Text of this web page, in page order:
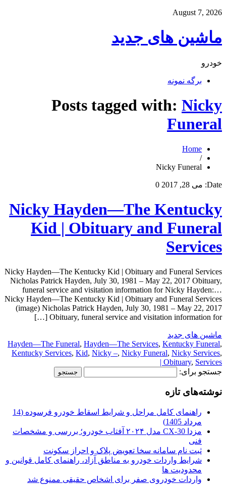
August 7, 2026
ماشین های جدید
خودرو
برگه نمونه
Posts tagged with: Nicky
Funeral
Home
/
Nicky Funeral
Date: می 28, 2017 0
Nicky Hayden—The Kentucky
Kid | Obituary and Funeral
Services
Nicky Hayden—The Kentucky Kid | Obituary and Funeral Services
Nicholas Patrick Hayden, July 30, 1981 – May 22, 2017 Obituary,
funeral service and visitation information for Nicky Hayden:…
Nicky Hayden—The Kentucky Kid | Obituary and Funeral Services
(image) Nicholas Patrick Hayden, July 30, 1981 – May 22, 2017
Obituary, funeral service and visitation information for […]
ماشین های جدید
Hayden—The Funeral, Hayden—The Services, Kentucky Funeral,
Kentucky Services, Kid, Nicky –, Nicky Funeral, Nicky Services,
Obituary, Services |
جستجو برای:
نوشته‌های تازه
راهنمای کامل مراحل و شرایط اسقاط خودرو فرسوده (14
مرداد 1405)
مزدا CX-30 مدل ۲۰۲۴ آفتاب خودرو؛ بررسی و مشخصات
فنی
ثبت نام سامانه سخا تعویض پلاک و احراز سکونت
شرایط واردات خودرو به مناطق آزاد، راهنمای کامل قوانین و
محدودیت ها
واردات خودروی صفر برای اشخاص حقیقی ممنوع شد